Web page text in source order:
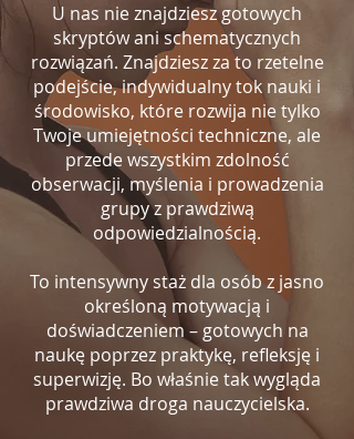
U nas nie znajdziesz gotowych
skryptów ani schematycznych
rozwiązań. Znajdziesz za to rzetelne
podejście, indywidualny tok nauki i
środowisko, które rozwija nie tylko
Twoje umiejętności techniczne, ale
przede wszystkim zdolność
obserwacji, myślenia i prowadzenia
grupy z prawdziwą
odpowiedzialnością.
To intensywny staż dla osób z jasno
określoną motywacją i
doświadczeniem – gotowych na
naukę poprzez praktykę, refleksję i
superwizję. Bo właśnie tak wygląda
prawdziwa droga nauczycielska.